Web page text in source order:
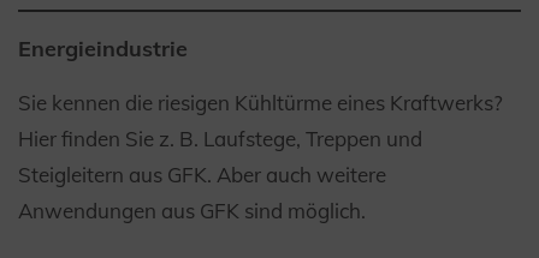
Energieindustrie
Sie kennen die riesigen Kühltürme eines Kraftwerks?
Hier finden Sie z. B. Laufstege, Treppen und
Steigleitern aus GFK. Aber auch weitere
Anwendungen aus GFK sind möglich.